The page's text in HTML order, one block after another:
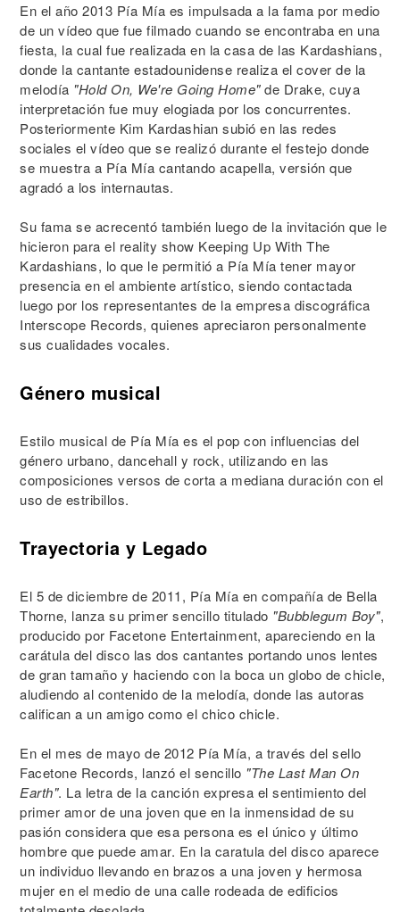
En el año 2013 Pía Mía es impulsada a la fama por medio
de un vídeo que fue filmado cuando se encontraba en una
fiesta, la cual fue realizada en la casa de las Kardashians,
donde la cantante estadounidense realiza el cover de la
melodía "Hold On, We're Going Home"de Drake, cuya
interpretación fue muy elogiada por los concurrentes.
Posteriormente Kim Kardashian subió en las redes
sociales el vídeo que se realizó durante el festejo donde
se muestra a Pía Mía cantando acapella, versión que
agradó a los internautas.
Su fama se acrecentó también luego de la invitación que le
hicieron para el reality show Keeping Up With The
Kardashians, lo que le permitió a Pía Mía tener mayor
presencia en el ambiente artístico, siendo contactada
luego por los representantes de la empresa discográfica
Interscope Records, quienes apreciaron personalmente
sus cualidades vocales.
Género musical
Estilo musical de Pía Mía es el pop con influencias del
género urbano, dancehall y rock, utilizando en las
composiciones versos de corta a mediana duración con el
uso de estribillos.
Trayectoria y Legado
El 5 de diciembre de 2011, Pía Mía en compañía de Bella
Thorne, lanza su primer sencillo titulado "Bubblegum Boy",
producido por Facetone Entertainment, apareciendo en la
carátula del disco las dos cantantes portando unos lentes
de gran tamaño y haciendo con la boca un globo de chicle,
aludiendo al contenido de la melodía, donde las autoras
califican a un amigo como el chico chicle.
En el mes de mayo de 2012 Pía Mía, a través del sello
Facetone Records, lanzó el sencillo "The Last Man On
Earth". La letra de la canción expresa el sentimiento del
primer amor de una joven que en la inmensidad de su
pasión considera que esa persona es el único y último
hombre que puede amar. En la caratula del disco aparece
un individuo llevando en brazos a una joven y hermosa
mujer en el medio de una calle rodeada de edificios